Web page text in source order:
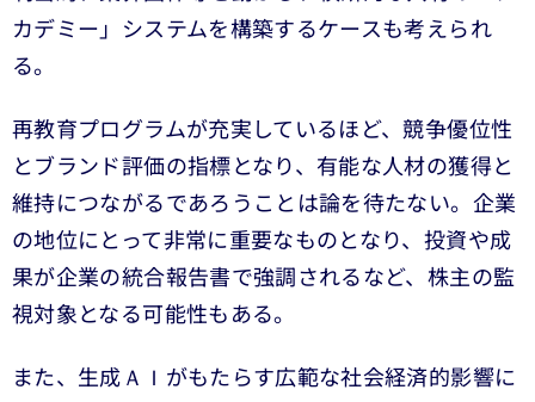
カデミー」システムを構築するケースも考えられ
る。
再教育プログラムが充実しているほど、競争優位性
とブランド評価の指標となり、有能な人材の獲得と
維持につながるであろうことは論を待たない。企業
の地位にとって非常に重要なものとなり、投資や成
果が企業の統合報告書で強調されるなど、株主の監
視対象となる可能性もある。
また、生成ＡＩがもたらす広範な社会経済的影響に